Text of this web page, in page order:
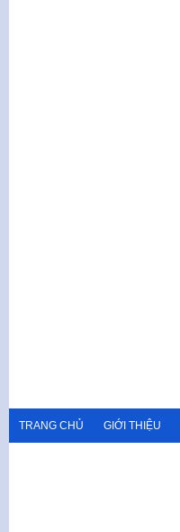
TRANG CHỦ GIỚI THIỆU